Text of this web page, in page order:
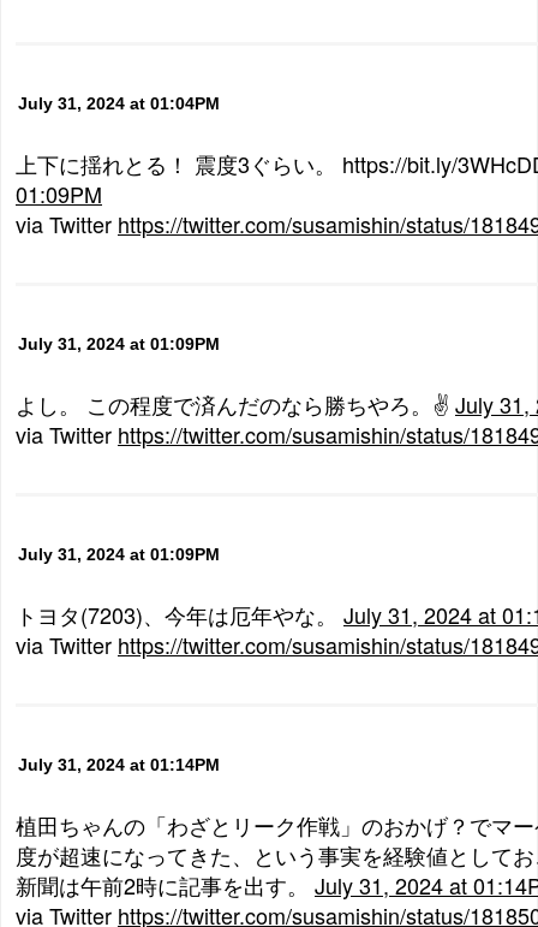
July 31, 2024 at 01:04PM
上下に揺れとる！ 震度3ぐらい。 https://bit.ly/
01:09PM
via Twitter https://twitter.com/susamishin/status/
July 31, 2024 at 01:09PM
よし。 この程度で済んだのなら勝ちやろ。✌ July 31,
via Twitter https://twitter.com/susamishin/status/
July 31, 2024 at 01:09PM
トヨタ(7203)、今年は厄年やな。 July 31, 2024 at
via Twitter https://twitter.com/susamishin/status/
July 31, 2024 at 01:14PM
植田ちゃんの「わざとリーク作戦」のおかげ？でマ
度が超速になってきた、という事実を経験値として
新聞は午前2時に記事を出す。 July 31, 2024 at
via Twitter https://twitter.com/susamishin/status/